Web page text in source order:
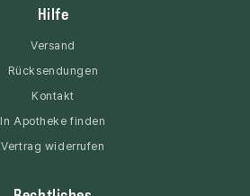
Hilfe
Versand
Rücksendungen
Kontakt
In Apotheke finden
Vertrag widerrufen